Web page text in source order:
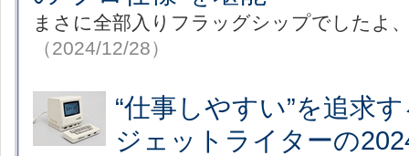
まさに全部入りフラッグシップでしたよ
（2024/12/28）
“仕事しやすい”を追求
ジェットライターの